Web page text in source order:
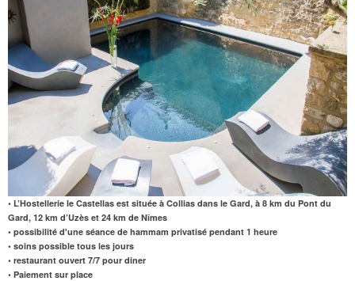
• L’Hostellerie le Castellas est située à Collias dans le Gard, à 8 km du Pont du
Gard, 12 km d’Uzès et 24 km de Nîmes
• possibilité d'une séance de hammam privatisé pendant 1 heure
• soins possible tous les jours
• restaurant ouvert 7/7 pour diner
• Paiement sur place